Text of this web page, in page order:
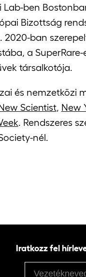
ben
Bizottság
ban
a
társalkotója.
és nemzetközi
Scientist, New
. Rendszeres
nél.
Iratkozz fel